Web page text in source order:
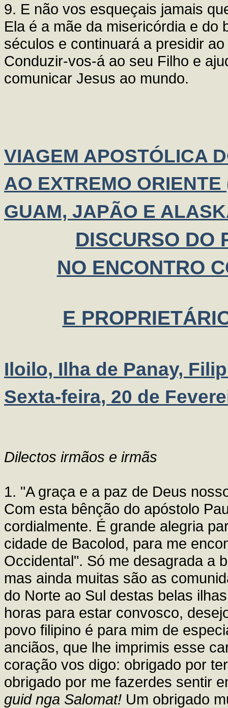
9. E não vos esqueçais jamais
Ela é a mãe da misericórdia e do
séculos e continuará a presidir
Conduzir-vos-á ao seu Filho e
comunicar Jesus ao mundo.
VIAGEM APOSTÓLICA
AO EXTREMO
GUAM, JAPÃO E
DISCURSO DO
NO ENCONTRO
E
Iloilo, Ilha de Panay,
Sexta-feira, 20 de
Dilectos irmãos e irmãs
1. "A graça e a paz de Deus
Com esta bênção do apóstolo
cordialmente. É grande alegria
cidade de Bacolod, para me
Occidental". Só me desagrada a
mas ainda muitas são as
do Norte ao Sul destas belas
horas para estar convosco,
povo filipino é para mim de
anciãos, que lhe imprimis esse
coração vos digo: obrigado por
obrigado por me fazerdes sentir
guid nga Salomat! Um obrigado